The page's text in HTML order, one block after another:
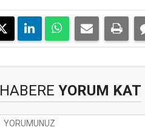
HABERE YORUM KAT